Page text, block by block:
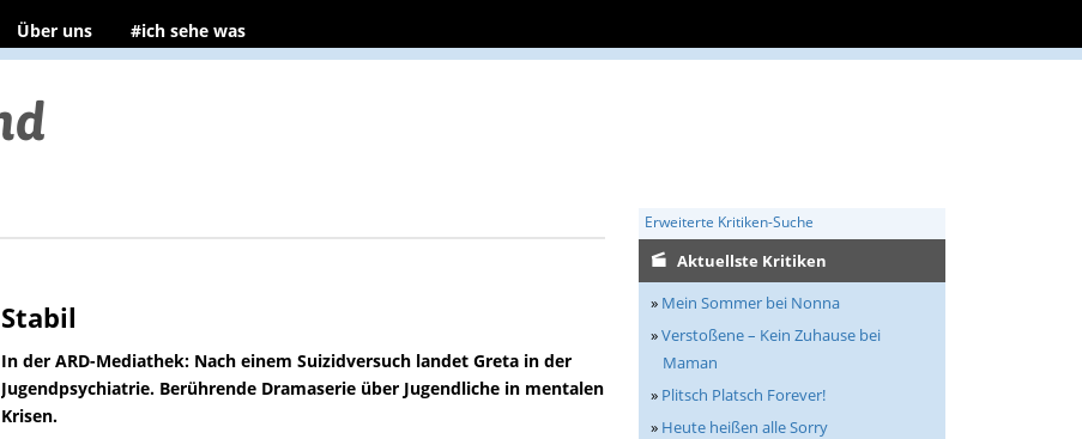
Über uns #ich sehe was
Erweiterte Kritiken-Suche
Stabil
In der ARD-Mediathek: Nach einem Suizidversuch landet Greta in der
Jugendpsychiatrie. Berührende Dramaserie über Jugendliche in mentalen
Krisen.
Aktuellste Kritiken
» Mein Sommer bei Nonna
»Verstoßene – Kein Zuhause bei
Maman
» Plitsch Platsch Forever!
» Heute heißen alle Sorry